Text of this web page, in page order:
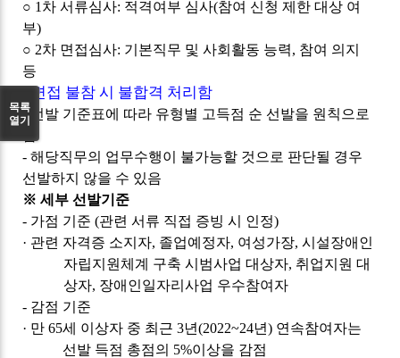
○ 1 차 서류심사: 적격여부 심사(참여 신청 제한 대상 여
부)
○ 2차 면접심사: 기본직무 및 사회활동 능력, 참여 의지
등
면접 불참 시 불합격 처리함
- 선발 기준표에 따라 유형별 고득점 순 선발을 원칙으로
-해당직무의 업무수행이 불가능할 것으로 판단될 경우
선발하지 않을 수 있음
※세부 선발기준
- 가점 기준(관련 서류 직접 증빙 시 인정)
· 관련 자격증 소지자, 졸업예정자, 여성가장,시설장애인
자립지원체계 구축 시범사업 대상자, 취업지원 대
상자, 장애인일자리사업 우수참여자
- 감점 기준
· 만65세 이상자 중 최근3년(2022~24년) 연속참여자는
선발 득점 총점의 5%이상을 감점
목록
열기